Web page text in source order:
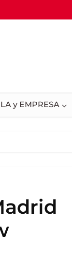
y EMPRESA